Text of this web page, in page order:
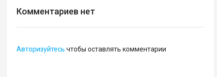
Комментариев нет
Авторизуйтесь чтобы оставлять комментарии